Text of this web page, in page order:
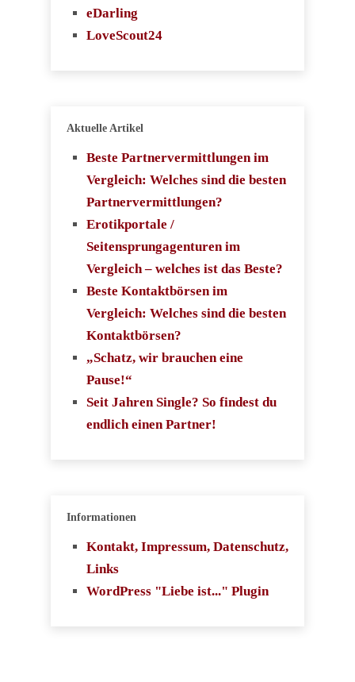
eDarling
LoveScout24
Aktuelle Artikel
Beste Partnervermittlungen im
Vergleich: Welches sind die besten
Partnervermittlungen?
Erotikportale /
Seitensprungagenturen im
Vergleich – welches ist das Beste?
Beste Kontaktbörsen im
Vergleich: Welches sind die besten
Kontaktbörsen?
„Schatz, wir brauchen eine
Pause!“
Seit Jahren Single? So findest du
endlich einen Partner!
Informationen
Kontakt, Impressum, Datenschutz,
Links
WordPress "Liebe ist..." Plugin